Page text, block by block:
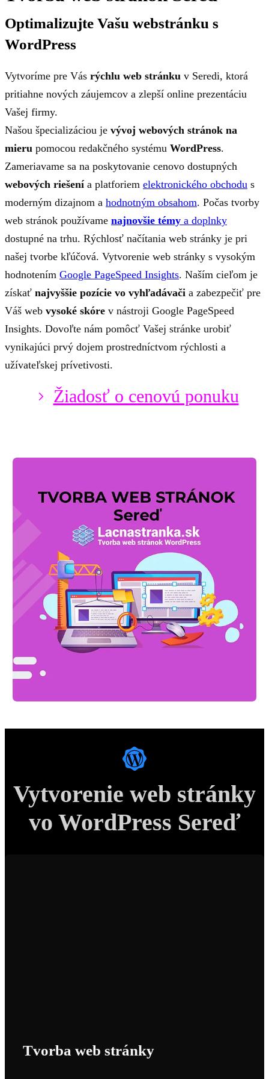
Optimalizujte Vašu webstránku s
WordPress
Vytvoríme pre Vás rýchlu web stránku v Seredi, ktorá
pritiahne nových záujemcov a zlepší online prezentáciu
Vašej firmy.
Našou špecializáciou je vývoj webových stránok na
mieru pomocou redakčného systému WordPress.
Zameriavame sa na poskytovanie cenovo dostupných
webových riešenía platforiem elektronického obchodu s
moderným dizajnom a hodnotným obsahom. Počas tvorby
web stránok používame najnovšie témy a doplnky
dostupné na trhu. Rýchlosť načítania web stránky je pri
našej tvorbe kľúčová. Vytvorenie web stránky s vysokým
hodnotením Google PageSpeed Insights. Naším cieľom je
získať najvyššie pozície vo vyhľadávači a zabezpečiť pre
Váš web vysoké skóre v nástroji Google PageSpeed ​​
Insights. Dovoľte nám pomôcť Vašej stránke urobiť
vynikajúci prvý dojem prostredníctvom rýchlosti a
užívateľskej prívetivosti.
Žiadosť o cenovú ponuku
Vytvorenie web stránky
vo WordPress Sereď
Tvorba web stránky